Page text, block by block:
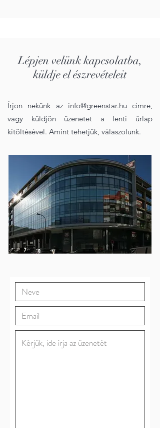
Lépjen velünk kapcsolatba,
küldje el észrevételeit
Írjon nekünk az info@greenstar.hucímre,
vagy küldjön üzenetet a lenti űrlap
kitöltésével. Amint tehetjük, válaszolunk.